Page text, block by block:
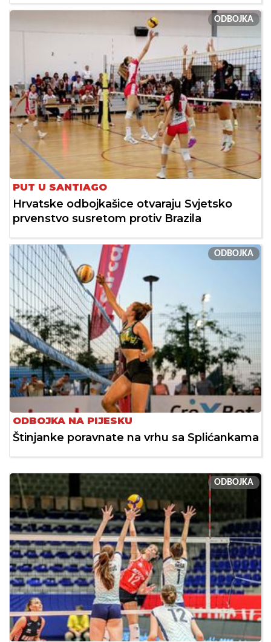
ODBOJKA
PUT U SANTIAGO
Hrvatske odbojkašice otvaraju Svjetsko
prvenstvo susretom protiv Brazila
ODBOJKA
ODBOJKA NA PIJESKU
Štinjanke poravnate na vrhu sa Splićankama
ODBOJKA